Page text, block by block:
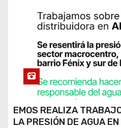
EMOS REALIZA
LA PRESIÓN DE AGUA